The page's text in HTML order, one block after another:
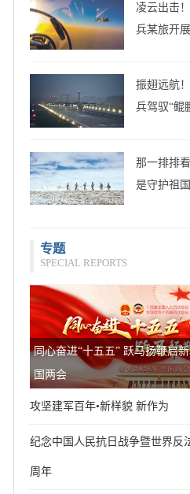
凌云出击
兵某旅开
振翅远航
兵驾驭“鲲
那一排排
是守护祖
专题
SPECIAL REPORTS
同心奋进“十五五” 跃马扬鞭启
国两会
攻坚建军百年•新样貌 新作为
纪念中国人民抗日战争暨世界反
周年